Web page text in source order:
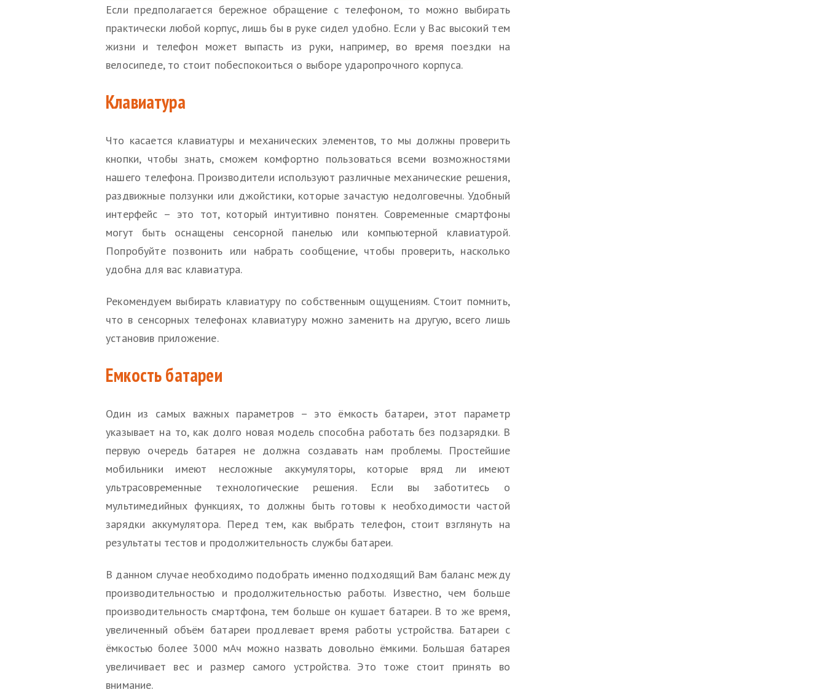
Если предполагается бережное обращение с телефоном, то можно выбирать
практически любой корпус, лишь бы в руке сидел удобно. Если у Вас высокий тем
жизни и телефон может выпасть из руки, например, во время поездки на
велосипеде, то стоит побеспокоиться о выборе ударопрочного корпуса.
Клавиатура
Что касается клавиатуры и механических элементов, то мы должны проверить
кнопки, чтобы знать, сможем комфортно пользоваться всеми возможностями
нашего телефона. Производители используют различные механические решения,
раздвижные ползунки или джойстики, которые зачастую недолговечны. Удобный
интерфейс – это тот, который интуитивно понятен. Современные смартфоны
могут быть оснащены сенсорной панелью или компьютерной клавиатурой.
Попробуйте позвонить или набрать сообщение, чтобы проверить, насколько
удобна для вас клавиатура.
Рекомендуем выбирать клавиатуру по собственным ощущениям. Стоит помнить,
что в сенсорных телефонах клавиатуру можно заменить на другую, всего лишь
установив приложение.
Емкость батареи
Один из самых важных параметров – это ёмкость батареи, этот параметр
указывает на то, как долго новая модель способна работать без подзарядки. В
первую очередь батарея не должна создавать нам проблемы. Простейшие
мобильники имеют несложные аккумуляторы, которые вряд ли имеют
ультрасовременные технологические решения. Если вы заботитесь о
мультимедийных функциях, то должны быть готовы к необходимости частой
зарядки аккумулятора. Перед тем, как выбрать телефон, стоит взглянуть на
результаты тестов и продолжительность службы батареи.
В данном случае необходимо подобрать именно подходящий Вам баланс между
производительностью и продолжительностью работы. Известно, чем больше
производительность смартфона, тем больше он кушает батареи. В то же время,
увеличенный объём батареи продлевает время работы устройства. Батареи с
ёмкостью более 3000 мАч можно назвать довольно ёмкими. Большая батарея
увеличивает вес и размер самого устройства. Это тоже стоит принять во
внимание.